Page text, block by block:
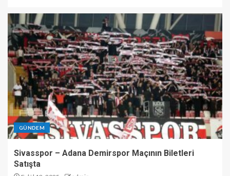
GÜNDEM
Sivasspor – Adana Demirspor Maçının Biletleri
Satışta